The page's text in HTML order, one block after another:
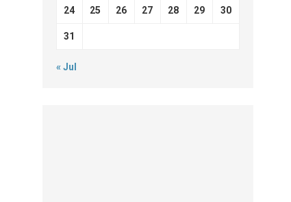
24 25 26 27 28 29 30
31
« Jul